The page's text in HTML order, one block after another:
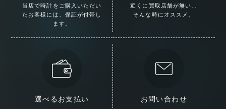
当店で時計をご購入いただい
た お客様には、保証が付帯し
ます。
近くに買取店舗が無い…
そんな時にオススメ。
選べるお支払い お問い合わせ